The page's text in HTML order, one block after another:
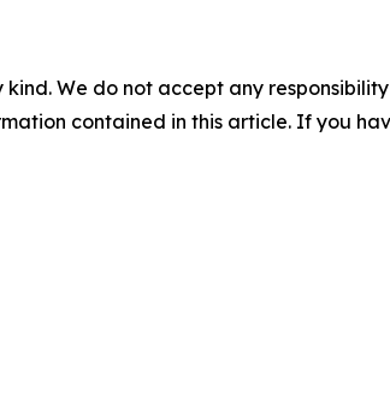
We do not accept any
contained in this article. If you